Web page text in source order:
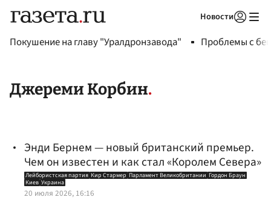
Новости
Покушение на главу "Уралдронзавода" Проблемы с
Джереми Корбин
Энди Бернем — новый британский премьер.
Чем он известен и как стал «Королем Севера»
Лейбористская партия Кир Стармер Парламент Великобритании Гордон Браун
Киев Украина
20 июля 2026, 16:16